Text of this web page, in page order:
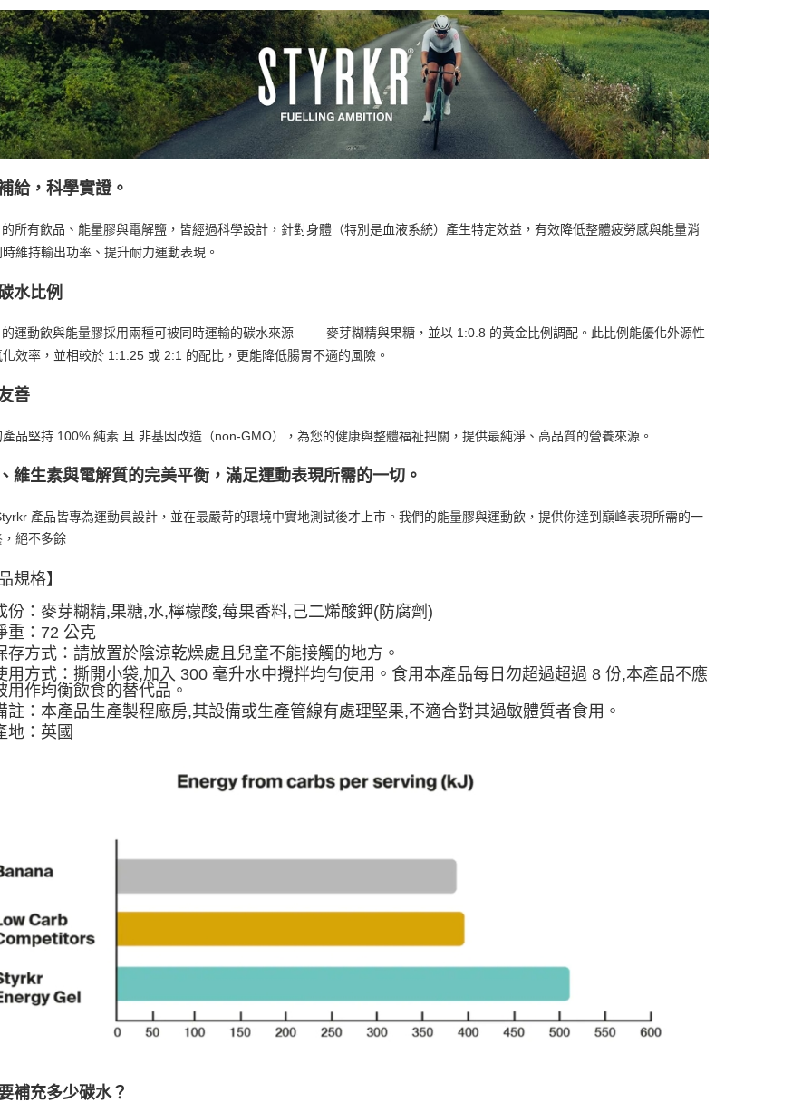
宅配
每筆NT$80，滿NT$490(含以上)免運費
離島宅配
每筆NT$80，滿NT$490(含以上)免運費
付款後門市自取
免運費
給，科學實證。
所有飲品、能量膠與電解鹽，皆經過科學設計，針對身體（特別是血液系統）產生特定效益，有效降低整體疲勞感與能量消
維持輸出功率、提升耐力運動表現。
水比例
運動飲與能量膠採用兩種可被同時運輸的碳水來源 —— 麥芽糊精與果糖，並以 1:0.8 的黃金比例調配。此比例能優化外源性
效率，並相較於 1:1.25 或 2:1 的配比，更能降低腸胃不適的風險。
善
品堅持 100% 純素 且 非基因改造（non-GMO），為您的健康與整體福祉把關，提供最純淨、高品質的營養來源。
維生素與電解質的完美平衡，滿足運動表現所需的一切。
產品皆專為運動員設計，並在最嚴苛的環境中實地測試後才上市。我們的能量膠與運動飲，提供你達到巔峰表現所需的一
絕不多餘
規格】
份：麥芽糊精,果糖,水,檸檬酸,莓果香料,己二烯酸鉀(防腐劑)
重：72 公克
存方式：請放置於陰涼乾燥處且兒童不能接觸的地方。
用方式：撕開小袋,加入 300 毫升水中攪拌均勻使用。食用本產品每日勿超過超過 8 份,本產品不應
用作均衡飲食的替代品。
註：本產品生產製程廠房,其設備或生產管線有處理堅果,不適合對其過敏體質者食用。
地：英國
補充多少碳水？